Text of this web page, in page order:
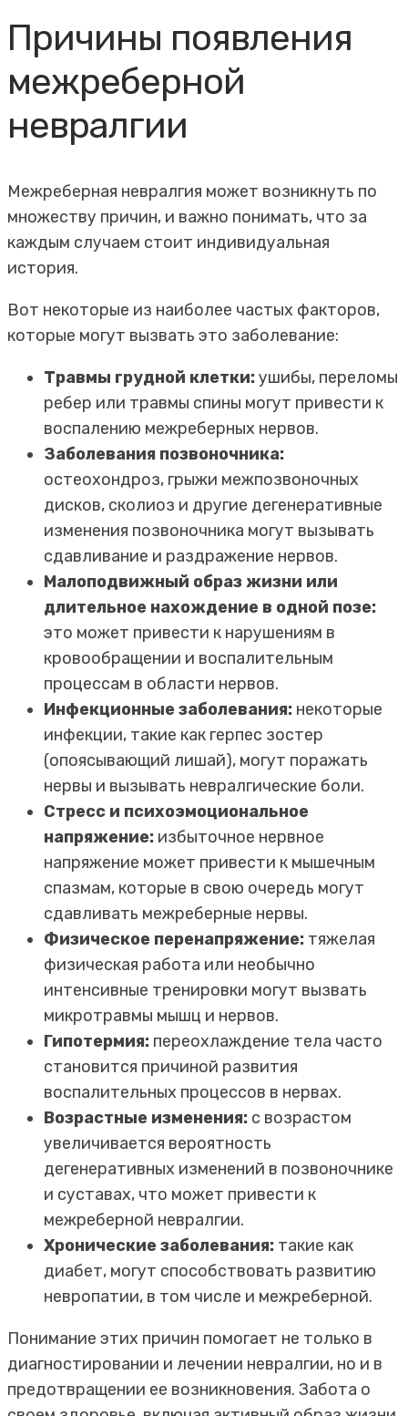
Причины появления
межреберной
невралгии
Межреберная невралгия может возникнуть по
множеству причин, и важно понимать, что за
каждым случаем стоит индивидуальная
история.
Вот некоторые из наиболее частых факторов,
которые могут вызвать это заболевание:
Травмы грудной клетки:ушибы, переломы
ребер или травмы спины могут привести к
воспалению межреберных нервов.
Заболевания позвоночника:
остеохондроз, грыжи межпозвоночных
дисков, сколиоз и другие дегенеративные
изменения позвоночника могут вызывать
сдавливание и раздражение нервов.
Малоподвижный образ жизни или
длительное нахождение в одной позе:
это может привести к нарушениям в
кровообращении и воспалительным
процессам в области нервов.
Инфекционные заболевания: некоторые
инфекции, такие как герпес зостер
(опоясывающий лишай), могут поражать
нервы и вызывать невралгические боли.
Стресс и психоэмоциональное
напряжение: избыточное нервное
напряжение может привести к мышечным
спазмам, которые в свою очередь могут
сдавливать межреберные нервы.
Физическое перенапряжение: тяжелая
физическая работа или необычно
интенсивные тренировки могут вызвать
микротравмы мышц и нервов.
Гипотермия: переохлаждение тела часто
становится причиной развития
воспалительных процессов в нервах.
Возрастные изменения: с возрастом
увеличивается вероятность
дегенеративных изменений в позвоночнике
и суставах, что может привести к
межреберной невралгии.
Хронические заболевания: такие как
диабет, могут способствовать развитию
невропатии, в том числе и межреберной.
Понимание этих причин помогает не только в
диагностировании и лечении невралгии, но и в
предотвращении ее возникновения. Забота о